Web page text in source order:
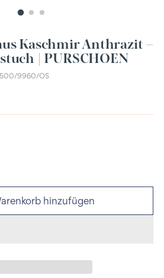
Kaschmir Anthrazit –
| PURSCHOEN
9960/OS
hinzufügen